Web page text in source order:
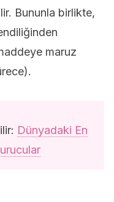
Bununla birlikte,
maruz
Dünyadaki En